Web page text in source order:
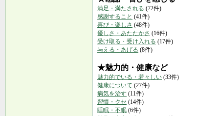
満足・満たされる (72件)
感謝すること (41件)
喜び・楽しさ (48件)
優しさ・あたたかさ (16件)
受け取る・受け入れる (17件)
与える・あげる (8件)
★魅力的・健康など
魅力的でいる・若々しい (33件)
健康について (27件)
病気を治す (11件)
習慣・クセ (14件)
睡眠・不眠 (6件)